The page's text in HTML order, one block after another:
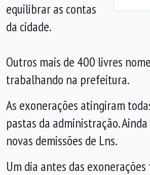
equilibrar as contas
da cidade.
Outros mais de 400 livres
trabalhando na prefeitura.
As exonerações atingiram
pastas da administração.
novas demissões de Lns.
Um dia antes das